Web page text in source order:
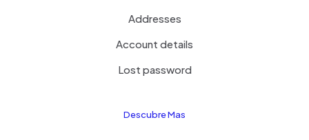
Addresses
Account details
Lost password
Descubre Mas